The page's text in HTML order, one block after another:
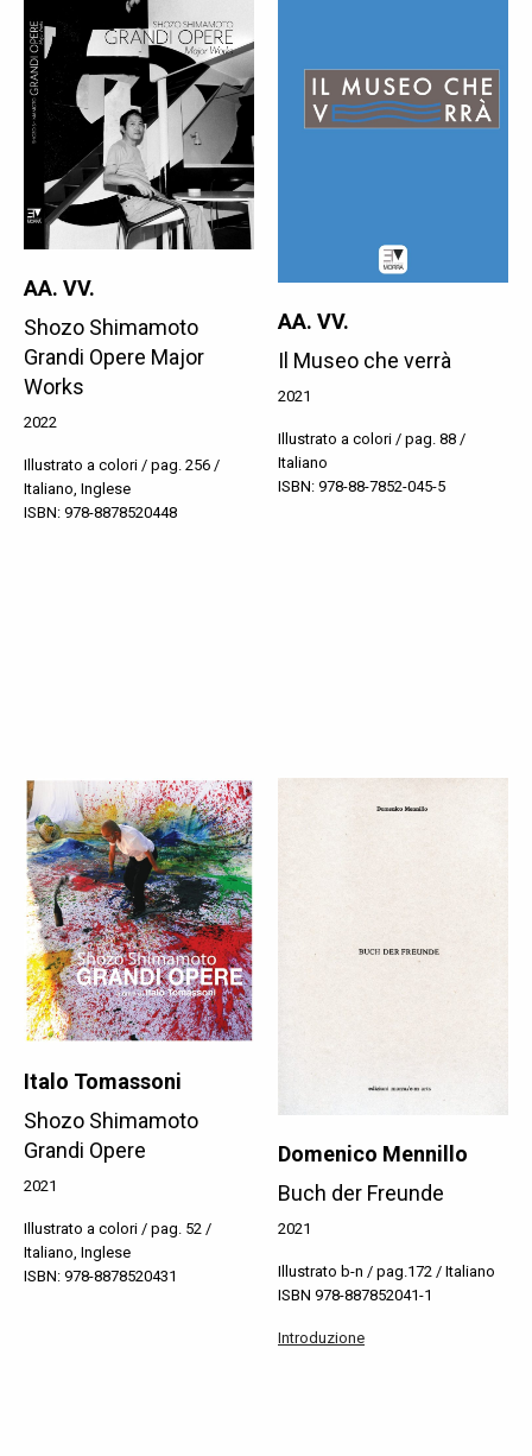
AA. VV.
Shozo Shimamoto
Grandi Opere Major
Works
2022
Illustrato a colori / pag. 256 /
Italiano, Inglese
ISBN: 978-8878520448
AA. VV.
Il Museo che verrà
2021
Illustrato a colori / pag. 88 /
Italiano
ISBN: 978-88-7852-045-5
Italo Tomassoni
Shozo Shimamoto
Grandi Opere
2021
Illustrato a colori / pag. 52 /
Italiano, Inglese
ISBN: 978-8878520431
Domenico Mennillo
Buch der Freunde
2021
Illustrato b-n / pag.172 / Italiano
ISBN 978-887852041-1
Introduzione